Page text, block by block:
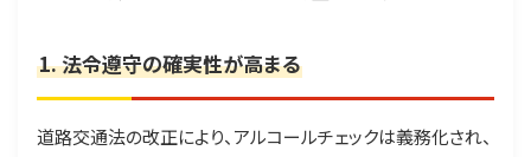
1. 法令遵守の確実性が高まる
道路交通法の改正により、アルコールチェックは義務化され、